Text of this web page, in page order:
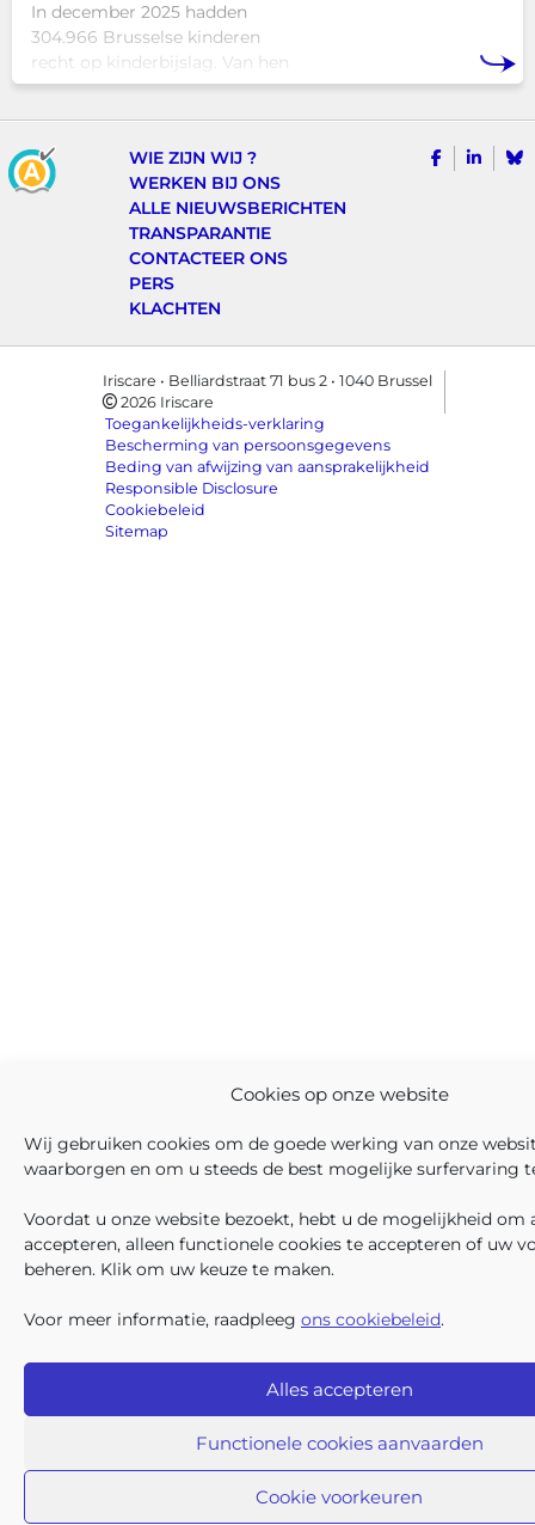
Cookies op onze website
Wij gebruiken cookies om de goede werking van onze
waarborgen en om u steeds de best mogelijke surfervaring
Voordat u onze website bezoekt, hebt u de mogelijkheid om
accepteren, alleen functionele cookies te accepteren of uw
beheren. Klik om uw keuze te maken.
Voor meer informatie, raadpleeg ons cookiebeleid.
Alles accepteren
Functionele cookies aanvaarden
Cookie voorkeuren
In december 2025 hadden
304.966 Brusselse kinderen
recht op kinderbijslag. Van hen
ontvingen 128.222 kinderen ook
komt overeen met 42,04% van
WIE ZIJN WIJ ?
WERKEN BIJ ONS
ALLE NIEUWSBERICHTEN
TRANSPARANTIE
CONTACTEER ONS
PERS
KLACHTEN
VOLGVIND
Iriscare • Belliardstraat 71 bus 2 • 1040 Brussel
2026 Iriscare
Toegankelijkheids-verklaring
Bescherming van persoonsgegevens
Beding van afwijzing van aansprakelijkheid
Responsible Disclosure
Cookiebeleid
Sitemap